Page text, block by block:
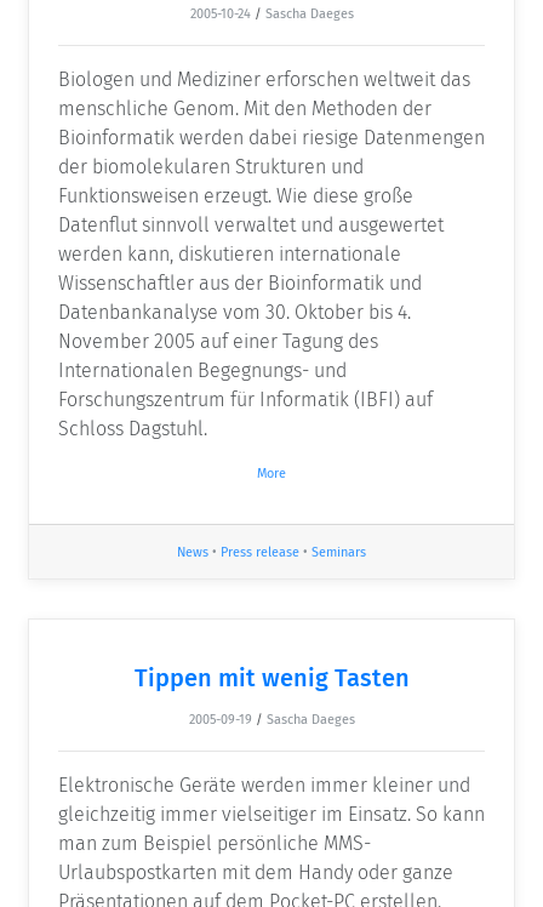
2005-10-24 / Sascha Daeges
Biologen und Mediziner erforschen weltweit das
menschliche Genom. Mit den Methoden der
Bioinformatik werden dabei riesige Datenmengen
der biomolekularen Strukturen und
Funktionsweisen erzeugt. Wie diese große
Datenflut sinnvoll verwaltet und ausgewertet
werden kann, diskutieren internationale
Wissenschaftler aus der Bioinformatik und
Datenbankanalyse vom 30. Oktober bis 4.
November 2005 auf einer Tagung des
Internationalen Begegnungs- und
Forschungszentrum für Informatik (IBFI) auf
Schloss Dagstuhl.
More
News • Press release • Seminars
Tippen mit wenig Tasten
2005-09-19 / Sascha Daeges
Elektronische Geräte werden immer kleiner und
gleichzeitig immer vielseitiger im Einsatz. So kann
man zum Beispiel persönliche MMS-
Urlaubspostkarten mit dem Handy oder ganze
Präsentationen auf dem Pocket-PC erstellen.